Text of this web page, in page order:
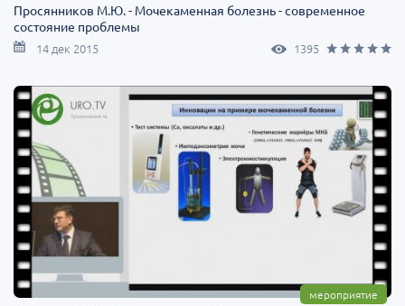
Просянников М.Ю. - Мочекаменная болезнь - современное
состояние проблемы
14 дек 2015 1395
мероприятие